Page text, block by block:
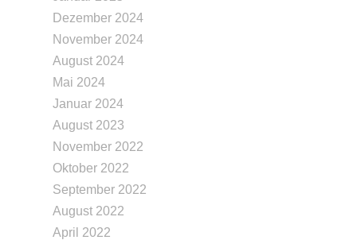
Dezember 2024
November 2024
August 2024
Mai 2024
Januar 2024
August 2023
November 2022
Oktober 2022
September 2022
August 2022
April 2022